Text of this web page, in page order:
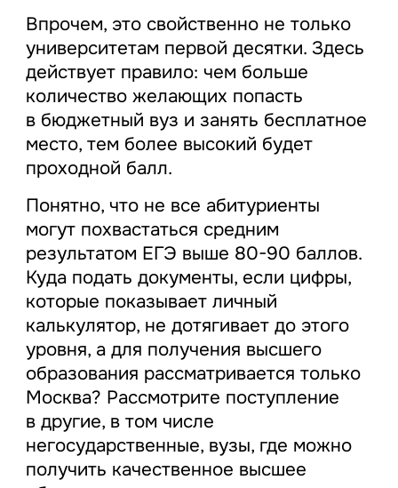
Впрочем, это свойственно не только
университетам первой десятки. Здесь
действует правило: чем больше
количество желающих попасть
в бюджетный вуз и занять бесплатное
место, тем более высокий будет
проходной балл.
Понятно, что не все абитуриенты
могут похвастаться средним
результатом ЕГЭ выше 80-90 баллов.
Куда подать документы, если цифры,
которые показывает личный
калькулятор, не дотягивает до этого
уровня, а для получения высшего
образования рассматривается только
Москва? Рассмотрите поступление
в другие, в том числе
негосударственные, вузы, где можно
получить качественное высшее